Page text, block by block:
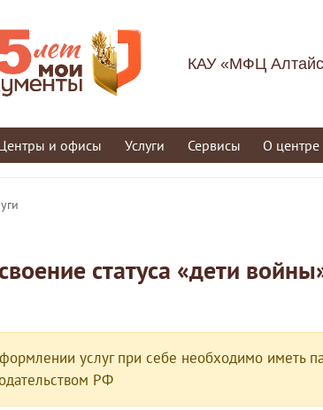
КАУ «МФЦ
и офисы Услуги Сервисы О центре
статуса «дети
услуг при себе необходимо иметь
РФ